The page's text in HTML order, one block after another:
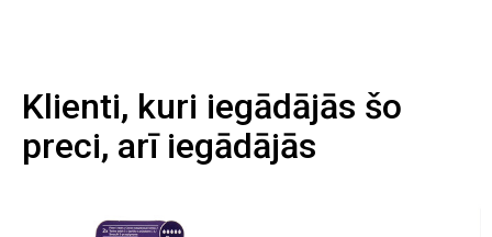
Klienti, kuri iegādājās šo
preci, arī iegādājās